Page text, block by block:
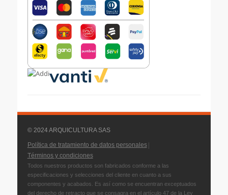
© 2024 ARQUICULTURA SAS
Política de tratamiento de datos personales|
Términos y condiciones
Todos nuestros productos son fabricados conforme a las
especificaciones y selecciones del cliente en cuanto a sus
componentes y acabados. Es así como se encuentran exceptuados
del derecho de retracto que se consagra en el artículo 47 de la Ley